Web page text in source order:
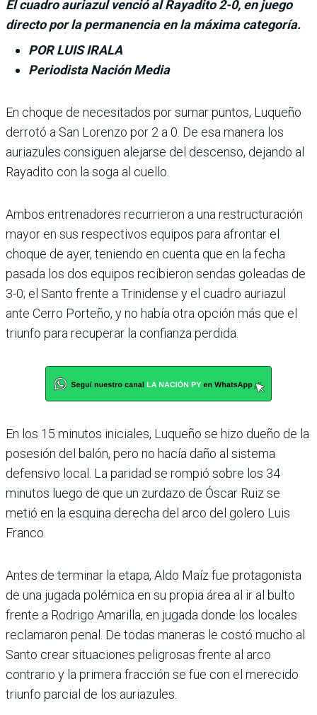
El cuadro auriazul venció al Rayadito 2-0, en juego
directo por la permanencia en la máxima categoría.
POR LUIS IRALA
Periodista Nación Media
En choque de necesitados por sumar puntos, Luqueño
derrotó a San Lorenzo por 2 a 0. De esa manera los
auriazules consiguen ale­jarse del descenso, dejando al
Rayadito con la soga al cuello.
Ambos entrenadores recu­rrieron a una restructura­ción
mayor en sus respecti­vos equipos para afrontar el
choque de ayer, teniendo en cuenta que en la fecha
pasada los dos equipos reci­bieron sendas goleadas de
3-0; el Santo frente a Trini­dense y el cuadro auriazul
ante Cerro Porteño, y no había otra opción más que el
triunfo para recuperar la confianza perdida.
En los 15 minutos iniciales, Luqueño se hizo dueño de la
posesión del balón, pero no hacía daño al sistema
defensivo local. La paridad se rompió sobre los 34
minu­tos luego de que un zurdazo de Óscar Ruiz se
metió en la esquina derecha del arco del golero Luis
Franco.
Antes de terminar la etapa, Aldo Maíz fue protagonista
de una jugada polémica en su propia área al ir al bulto
frente a Rodrigo Amarilla, en jugada donde los locales
reclamaron penal. De todas maneras le costó mucho al
Santo crear situaciones peli­grosas frente al arco
contra­rio y la primera fracción se fue con el merecido
triunfo parcial de los auriazules.